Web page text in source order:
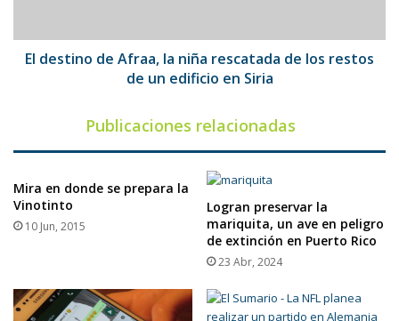
los
restos
Siria
El destino de Afraa, la niña rescatada de los restos
de un edificio en Siria
Publicaciones relacionadas
Mira en donde se prepara la
Vinotinto
10 Jun, 2015
Logran preservar la
mariquita, un ave en peligro
de extinción en Puerto Rico
23 Abr, 2024